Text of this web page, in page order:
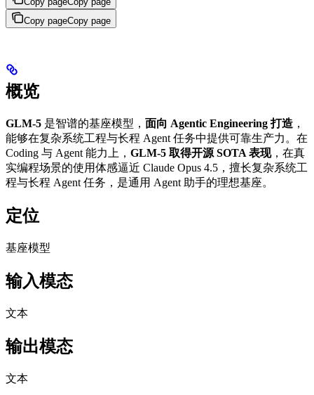
Copy pageCopy page
概览
GLM-5 是智谱的基座模型， 面向 Agentic Engineering 打造 ，
能够在复杂系统工程与长程 Agent 任务中提供可靠生产力。在
Coding 与 Agent 能力上， GLM-5 取得开源 SOTA 表现，在真
实编程场景的使用体感逼近 Claude Opus 4.5，擅长复杂系统工
程与长程 Agent 任务，是通用 Agent 助手的理想基座。
定位
基座模型
输入模态
文本
输出模态
文本